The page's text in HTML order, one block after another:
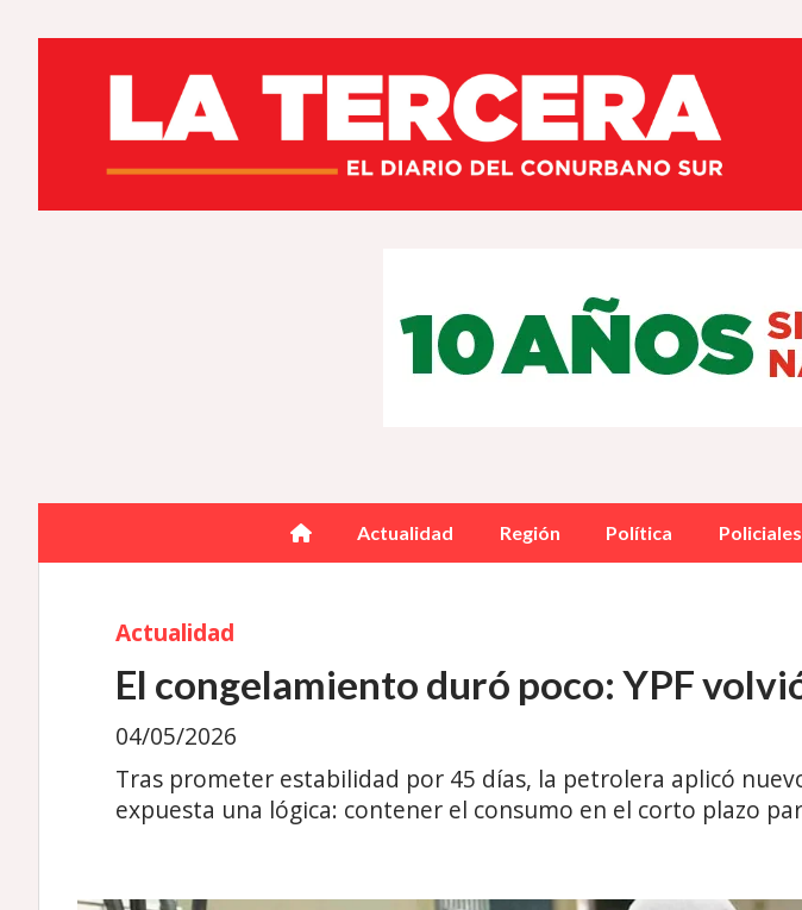
Actualidad Región Política Policiales
El congelamiento duró poco: YPF
Tras prometer estabilidad por 45 días, la petrolera aplicó
expuesta una lógica: contener el consumo en el corto plazo
Actualidad
04/05/2026